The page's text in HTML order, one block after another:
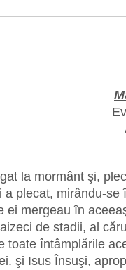
la mormânt şi,
plecat, mirându-se
ei mergeau în
de stadii, al
toate întâmplările
şi Isus Însuşi,